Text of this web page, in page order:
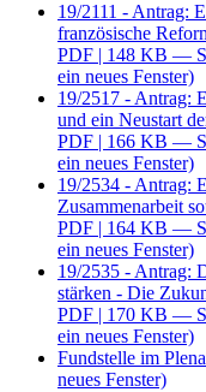
19/2111 - Antrag:
französische
PDF | 148 KB —
ein neues Fenster)
19/2517 - Antrag:
und ein Neustart
PDF | 166 KB —
ein neues Fenster)
19/2534 - Antrag:
Zusammenarbeit
PDF | 164 KB —
ein neues Fenster)
19/2535 - Antrag:
stärken - Die
PDF | 170 KB —
ein neues Fenster)
Fundstelle im
neues Fenster)